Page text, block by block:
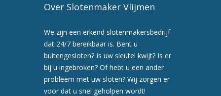
afspraak
preventiebezoek
Over Slotenmaker Vlijmen
We zijn een erkend slotenmakersbedrijf
dat 24/7 bereikbaar is. Bent u
buitengesloten? Is uw sleutel kwijt? Is er
bij u ingebroken? Of hebt u een ander
probleem met uw sloten? Wij zorgen er
voor dat u snel geholpen wordt!